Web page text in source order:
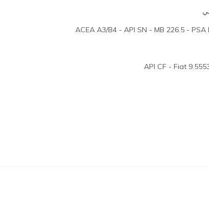
ACEA A3/B4 - API SN - MB 226.5 -
API CF - Fiat